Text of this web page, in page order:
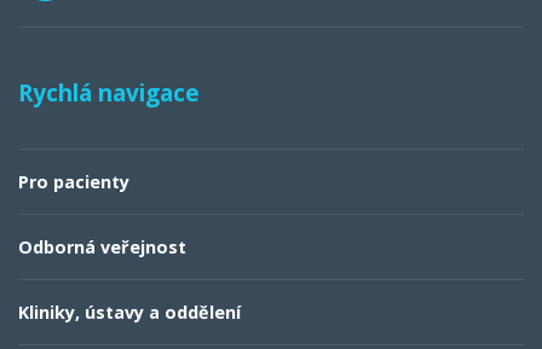
Rychlá navigace
Pro pacienty
Odborná veřejnost
Kliniky, ústavy a oddělení